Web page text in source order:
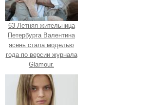
63-Летняя жительница
Петербурга Валентина
ясень стала моделью
года по версии журнала
Glamour.